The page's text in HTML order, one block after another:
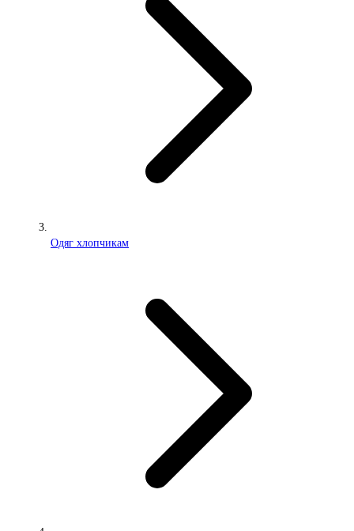
Одяг хлопчикам